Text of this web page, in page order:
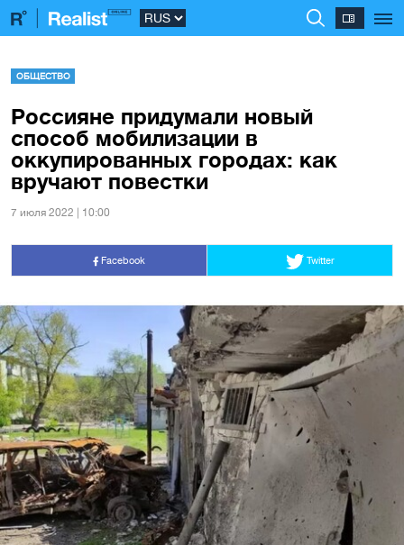
ОБЩЕСТВО
Россияне придумали новый
способ мобилизации в
оккупированных городах: как
вручают повестки
7 июля 2022 | 10:00
Facebook Twitter